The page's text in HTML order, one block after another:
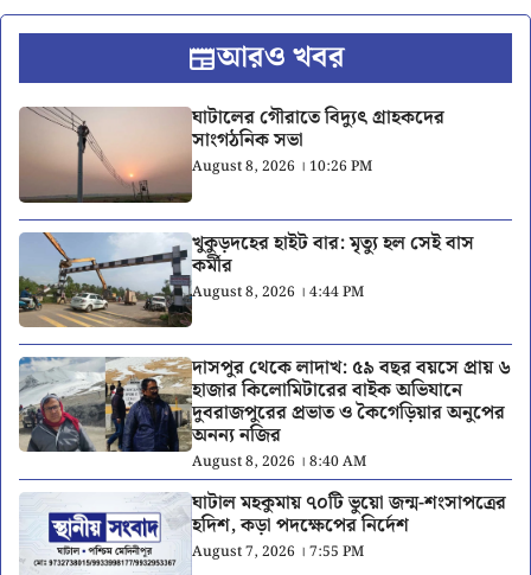
আরও খবর
ঘাটালের গৌরাতে বিদ্যুৎ গ্রাহকদের
সাংগঠনিক সভা
August 8, 2026 । 10:26 PM
খুকুড়দহের হাইট বার: মৃত্যু হল সেই বাস
কর্মীর
August 8, 2026 । 4:44 PM
দাসপুর থেকে লাদাখ: ৫৯ বছর বয়সে প্রায় ৬
হাজার কিলোমিটারের বাইক অভিযানে
দুবরাজপুরের প্রভাত ও কৈগেড়িয়ার অনুপের
অনন্য নজির
August 8, 2026 । 8:40 AM
ঘাটাল মহকুমায় ৭০টি ভুয়ো জন্ম-শংসাপত্রের
হদিশ, কড়া পদক্ষেপের নির্দেশ
August 7, 2026 । 7:55 PM